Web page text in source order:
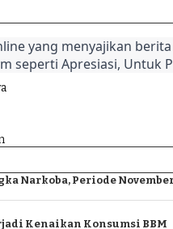
yang menyajikan
seperti Apresiasi, Untuk
Narkoba, Periode
Kenaikan Konsumsi BBM